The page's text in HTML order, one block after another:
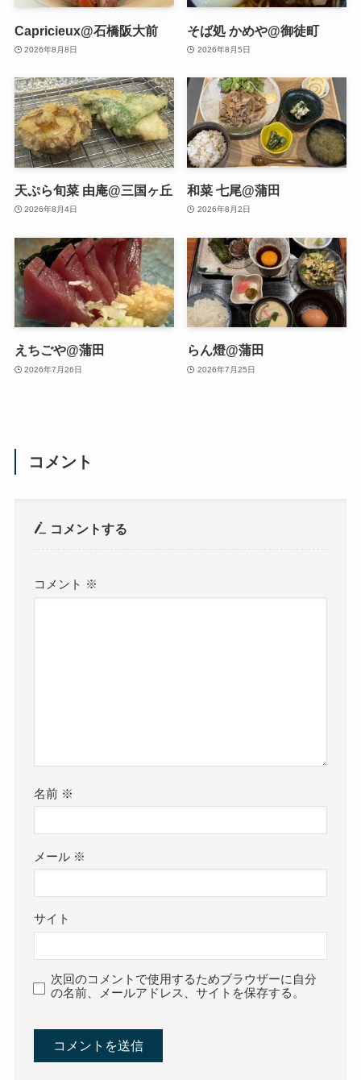
Capricieux@石橋阪大前
2026年8月8日
そば処 かめや@御徒町
2026年8月5日
天ぷら旬菜 由庵@三国ヶ丘
2026年8月4日
和菜 七尾@蒲田
2026年8月2日
えちごや@蒲田
2026年7月26日
らん燈@蒲田
2026年7月25日
コメント
コメントする
コメント ※
名前 ※
メール ※
サイト
次回のコメントで使用するためブラウザーに自分
の名前、メールアドレス、サイトを保存する。